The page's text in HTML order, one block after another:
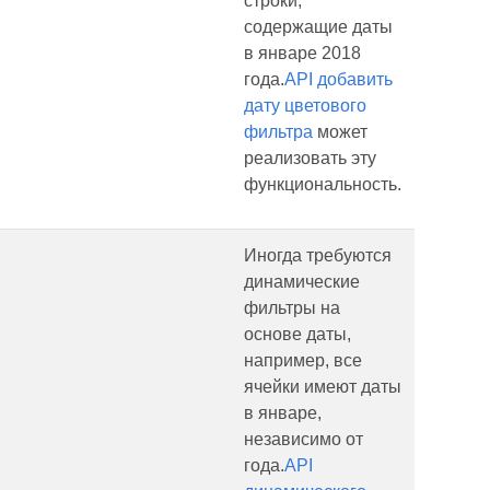
содержащие даты
в январе 2018
года.API добавить
дату цветового
фильтра может
реализовать эту
функциональность.
Иногда требуются
динамические
фильтры на
основе даты,
например, все
ячейки имеют даты
в январе,
независимо от
года.API